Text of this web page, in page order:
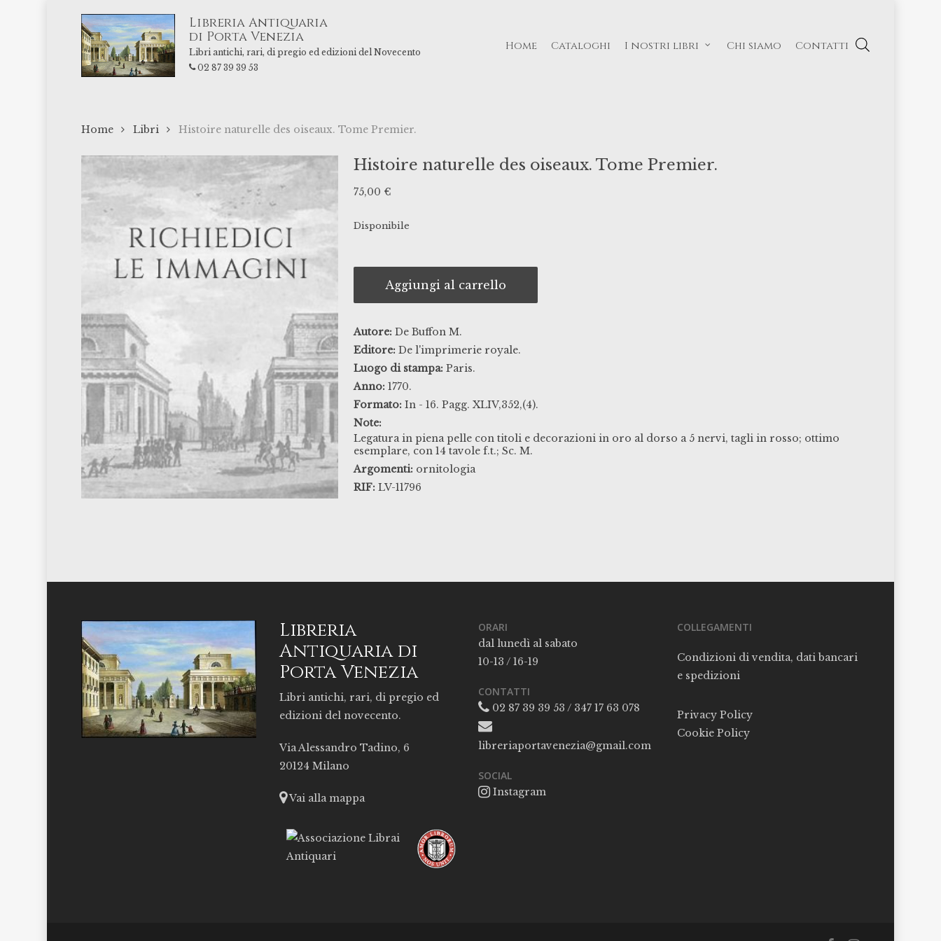
Libreria Antiquaria
di Porta Venezia
Libri antichi, rari, di pregio ed edizioni del Novecento
02 87 39 39 53
Home Cataloghi I nostri libri Chi siamo Contatti
Home Libri Histoire naturelle des oiseaux. Tome Premier.
Histoire naturelle des oiseaux. Tome Premier.
75,00 €
Disponibile
Aggiungi al carrello
Autore: De Buffon M.
Editore: De l'imprimerie royale.
Luogo di stampa: Paris.
Anno: 1770.
Formato: In - 16. Pagg. XLIV,352,(4).
Note:
Legatura in piena pelle con titoli e decorazioni in oro al dorso a 5 nervi, tagli in rosso; ottimo
esemplare, con 14 tavole f.t.; Sc. M.
Argomenti: ornitologia
RIF: LV-11796
Libreria
Antiquaria di
Porta Venezia
Libri antichi, rari, di pregio ed
edizioni del novecento.
Via Alessandro Tadino, 6
20124 Milano
Vai alla mappa
ORARI
dal lunedì al sabato
10-13 / 16-19
CONTATTI
02 87 39 39 53 / 347 17 63 078
libreriaportavenezia@gmail.com
SOCIAL
Instagram
COLLEGAMENTI
Condizioni di vendita, dati bancari
e spedizioni
Privacy Policy
Cookie Policy